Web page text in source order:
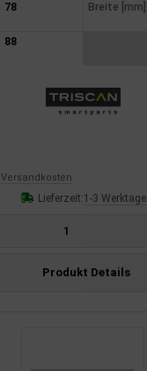
78 Breite [mm]
88
Versandkosten
Lieferzeit:1-3 Werktage
Produkt Details